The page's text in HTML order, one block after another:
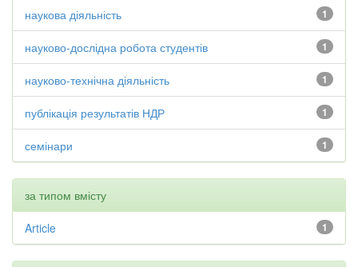
1
наукова діяльність
1
науково-дослідна робота студентів
1
науково-технічна діяльність
1
публікація результатів НДР
1
семінари
за типом вмісту
1
Article